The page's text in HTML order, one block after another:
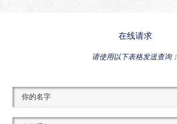
在线请求
请使用以下表格发送查询：